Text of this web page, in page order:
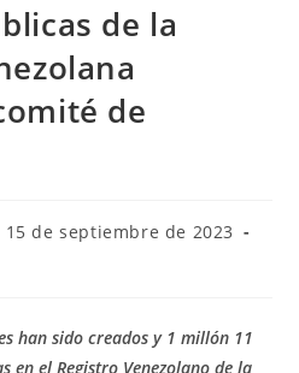
de la
de
15 de septiembre de 2023
han sido creados y 1 millón 11
en el Registro Venezolano de la